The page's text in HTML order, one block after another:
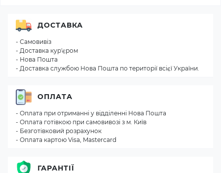
ДОСТАВКА
- Самовивіз
- Доставка кур'єром
- Нова Пошта
- Доставка службою Нова Пошта по території всієї України.
ОПЛАТА
- Оплата при отриманні у відділенні Нова Пошта
- Оплата готівкою при самовивозі з м. Київ
- Безготівковий розрахунок
- Оплата картою Visa, Mastercard
ГАРАНТІЇ